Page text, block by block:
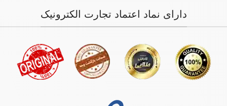
دارای نماد اعتماد تجارت الکترونیک